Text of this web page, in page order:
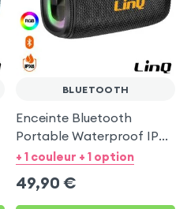
BLUETOOTH
Enceinte Bluetooth
Portable Waterproof IPX6
avec LED Multicolore -
+ 1 couleur + 1 option
49,90 €